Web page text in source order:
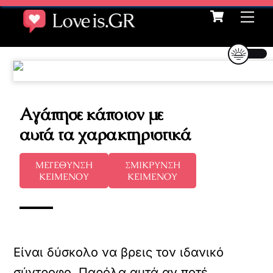
Skip
content
Cart
Αγάπησε κάποιον με
αυτά τα χαρακτηριστικά
ΜΕΓΕΘΥΝΣΗ
ΚΕΙΜΕΝΟΥ
ΣΜΙΚΡΥΝΣΗ
ΚΕΙΜΕΝΟΥ
Είναι δύσκολο να βρεις τον ιδανικό